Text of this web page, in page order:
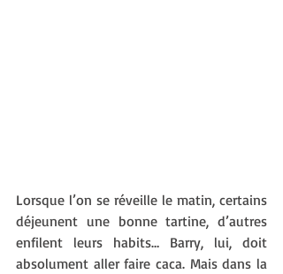
Lorsque l’on se réveille le matin, certains
déjeunent une bonne tartine, d’autres
enfilent leurs habits… Barry, lui, doit
absolument aller faire caca. Mais dans la